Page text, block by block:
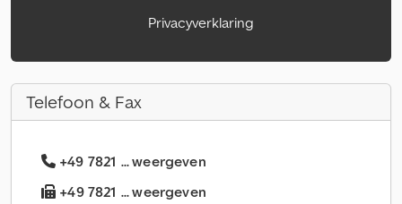
Privacyverklaring
Telefoon & Fax
+49 7821 ... weergeven
+49 7821 ... weergeven